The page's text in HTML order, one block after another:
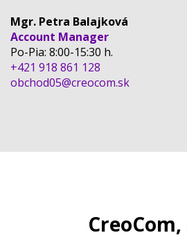
Mgr. Petra Balajková
Account Manager
Po-Pia: 8:00-15:30 h.
+421 918 861 128
obchod05@creocom.sk